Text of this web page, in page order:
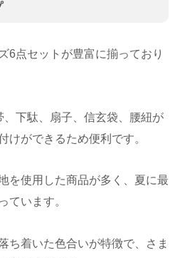
6点セットが豊富に揃っており
下駄、扇子、信玄袋、腰紐が
けができるため便利です。
を使用した商品が多く、夏に最
ています。
ち着いた色合いが特徴で、さま